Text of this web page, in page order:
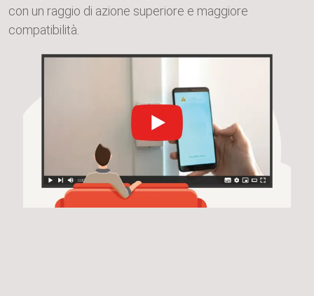
con un raggio di azione superiore e maggiore
compatibilità.